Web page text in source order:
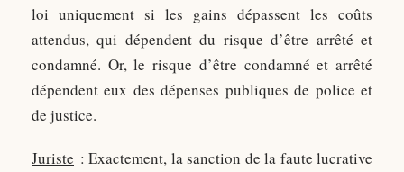
loi uniquement si les gains dépassent les coûts
attendus, qui dépendent du risque d’être arrêté et
condamné. Or, le risque d’être condamné et arrêté
dépendent eux des dépenses publiques de police et
de justice.
Juriste : Exactement, la sanction de la faute lucrative